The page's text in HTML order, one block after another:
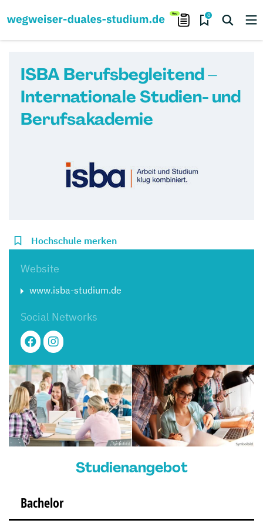
0
ISBA Berufsbegleitend –
Internationale Studien- und
Berufsakademie
Hochschule merken
Website
www.isba-studium.de
Social Networks
Studienangebot
Bachelor